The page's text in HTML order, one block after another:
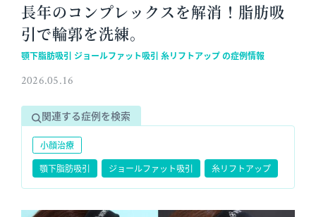
長年のコンプレックスを解消！脂肪吸
引で輪郭を洗練。
顎下脂肪吸引 ジョールファット吸引 糸リフトアップ の症例情報
2026.05.16
関連する症例を検索
小顔治療
顎下脂肪吸引
ジョールファット吸引 糸リフトアップ